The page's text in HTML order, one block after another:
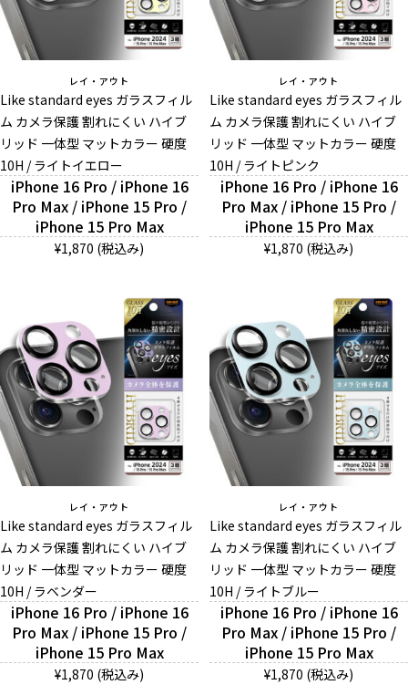
レイ・アウト
Like standard eyes ガラスフィル
ム カメラ保護 割れにくい ハイブ
リッド 一体型 マットカラー 硬度
10H / ライトイエロー
iPhone 16 Pro / iPhone 16
Pro Max / iPhone 15 Pro /
iPhone 15 Pro Max
¥1,870 (税込み)
レイ・アウト
Like standard eyes ガラスフィル
ム カメラ保護 割れにくい ハイブ
リッド 一体型 マットカラー 硬度
10H / ライトピンク
iPhone 16 Pro / iPhone 16
Pro Max / iPhone 15 Pro /
iPhone 15 Pro Max
¥1,870 (税込み)
レイ・アウト
Like standard eyes ガラスフィル
ム カメラ保護 割れにくい ハイブ
リッド 一体型 マットカラー 硬度
10H / ラベンダー
iPhone 16 Pro / iPhone 16
Pro Max / iPhone 15 Pro /
iPhone 15 Pro Max
¥1,870 (税込み)
レイ・アウト
Like standard eyes ガラスフィル
ム カメラ保護 割れにくい ハイブ
リッド 一体型 マットカラー 硬度
10H / ライトブルー
iPhone 16 Pro / iPhone 16
Pro Max / iPhone 15 Pro /
iPhone 15 Pro Max
¥1,870 (税込み)